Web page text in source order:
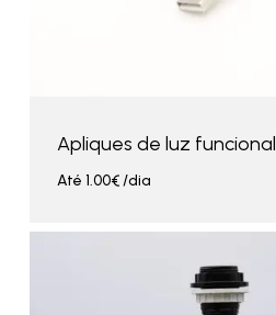
Apliques de luz funcional
Até 1.00€/dia